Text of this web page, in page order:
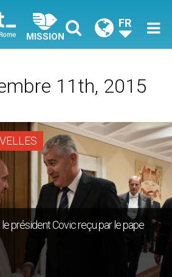
MISSION
FR
11th, 2015
président Covic reçu par le pape